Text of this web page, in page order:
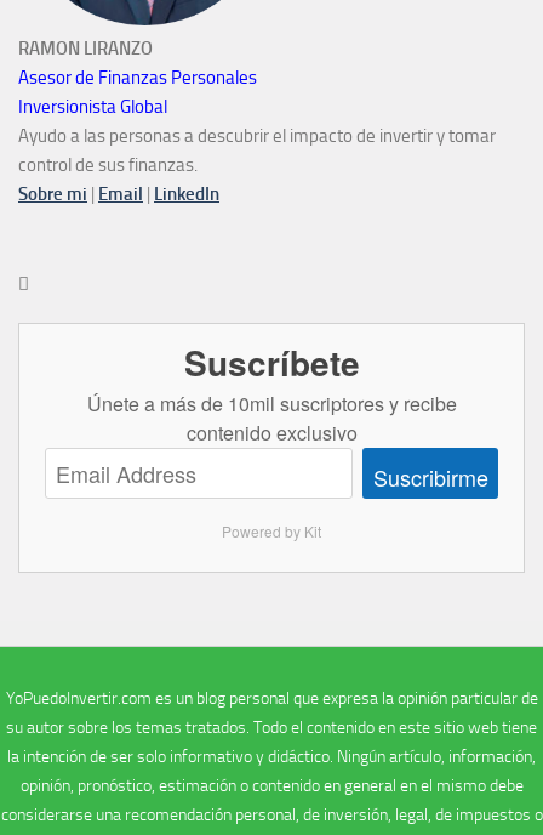
RAMON LIRANZO
Asesor de Finanzas Personales
Inversionista Global
Ayudo a las personas a descubrir el impacto de invertir y tomar
control de sus finanzas.
Sobre mi | Email | LinkedIn

Suscríbete
Únete a más de 10mil suscriptores y recibe
contenido exclusivo
Suscribirme
Powered by Kit
YoPuedoInvertir.com es un blog personal que expresa la opinión particular de
su autor sobre los temas tratados. Todo el contenido en este sitio web tiene
la intención de ser solo informativo y didáctico. Ningún artículo, información,
opinión, pronóstico, estimación o contenido en general en el mismo debe
considerarse una recomendación personal, de inversión, legal, de impuestos o